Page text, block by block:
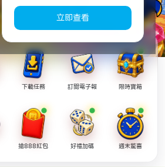
下載任務 訂閱電子報 限時寶箱
搶888紅包 好禮加碼 週末驚喜
立即查看